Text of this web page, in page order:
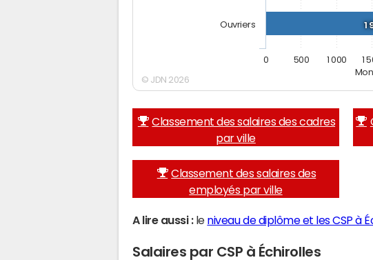
1
Ouvriers
0 500 1 000 1
© JDN 2026
Classement des salaires des cadres
par ville
Classement des salaires des
employés par ville
A lire aussi :le niveau de diplôme et les CSP à
Salaires par CSP à Échirolles